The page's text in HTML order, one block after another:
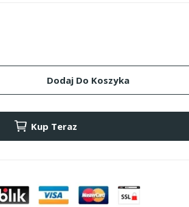
Dodaj Do Koszyka
Kup Teraz